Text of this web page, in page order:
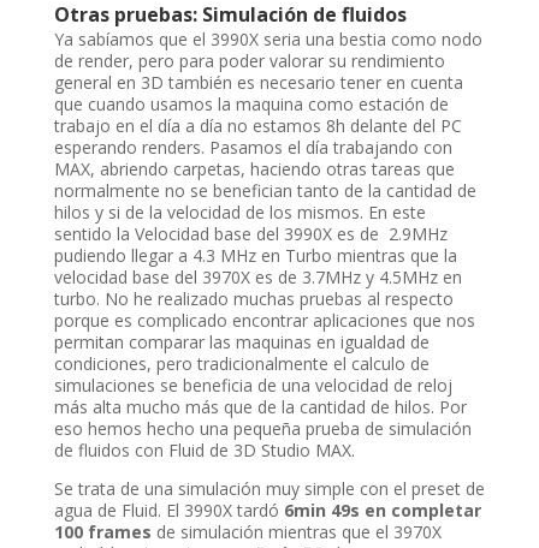
Otras pruebas: Simulación de fluidos
Ya sabíamos que el 3990X seria una bestia como nodo
de render, pero para poder valorar su rendimiento
general en 3D también es necesario tener en cuenta
que cuando usamos la maquina como estación de
trabajo en el día a día no estamos 8h delante del PC
esperando renders. Pasamos el día trabajando con
MAX, abriendo carpetas, haciendo otras tareas que
normalmente no se benefician tanto de la cantidad de
hilos y si de la velocidad de los mismos. En este
sentido la Velocidad base del 3990X es de 2.9MHz
pudiendo llegar a 4.3 MHz en Turbo mientras que la
velocidad base del 3970X es de 3.7MHz y 4.5MHz en
turbo. No he realizado muchas pruebas al respecto
porque es complicado encontrar aplicaciones que nos
permitan comparar las maquinas en igualdad de
condiciones, pero tradicionalmente el calculo de
simulaciones se beneficia de una velocidad de reloj
más alta mucho más que de la cantidad de hilos. Por
eso hemos hecho una pequeña prueba de simulación
de fluidos con Fluid de 3D Studio MAX.
Se trata de una simulación muy simple con el preset de
agua de Fluid. El 3990X tardó 6min 49s en completar
100 frames de simulación mientras que el 3970X